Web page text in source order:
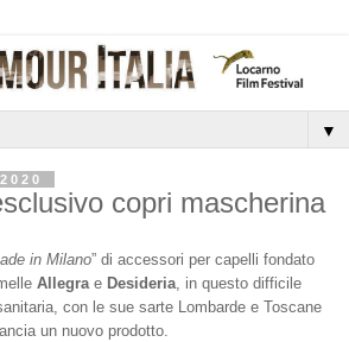
▼
copri mascherina
in Milano” di accessori per capelli fondato
Allegrae Desideria, in questo difficile
con le sue sarte Lombarde e Toscane
un nuovo prodotto.